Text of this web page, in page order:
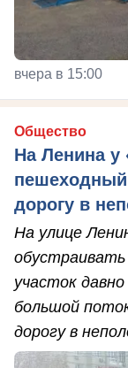
вчера в 15:00
Общество
На Ленина у
пешеходный
дорогу в
На улице
участок
большой
дорогу в